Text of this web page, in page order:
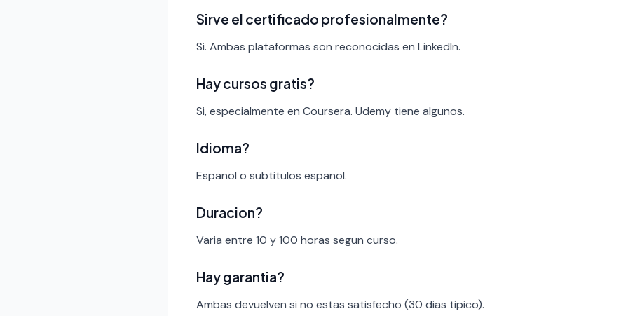
Sirve el certificado profesionalmente?
Si. Ambas plataformas son reconocidas en LinkedIn.
Hay cursos gratis?
Si, especialmente en Coursera. Udemy tiene algunos.
Idioma?
Espanol o subtitulos espanol.
Duracion?
Varia entre 10 y 100 horas segun curso.
Hay garantia?
Ambas devuelven si no estas satisfecho (30 dias tipico).